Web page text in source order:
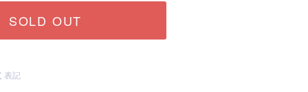
SOLD OUT
表記